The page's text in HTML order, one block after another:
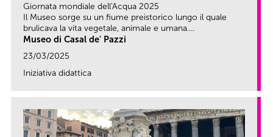
Giornata mondiale dell'Acqua 2025
Il Museo sorge su un fiume preistorico lungo il quale
brulicava la vita vegetale, animale e umana....
Museo di Casal de' Pazzi
23/03/2025
Iniziativa didattica